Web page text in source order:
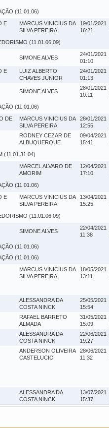
(11.01.06)
E
MARCUS VINICIUS DA
SILVA PEREIRA
19/01/2021
16:21
(11.01.06.09)
SIMONE ALVES
24/01/2021
01:10
E
LUIZ ALBERTO
CHAVES JUNIOR
24/01/2021
01:13
SIMONE ALVES
28/01/2021
10:11
(11.01.06)
DE
MARCUS VINICIUS DA
SILVA PEREIRA
28/01/2021
12:55
RODNEY CEZAR DE
ALBUQUERQUE
09/04/2021
15:41
(11.01.31.04)
MARCEL ALVARO DE
AMORIM
12/04/2021
17:10
(11.01.06)
E
MARCUS VINICIUS DA
SILVA PEREIRA
13/04/2021
15:25
(11.01.06.09)
SIMONE ALVES
22/04/2021
11:38
(11.01.06)
(11.01.06)
MARCUS VINICIUS DA
SILVA PEREIRA
18/05/2021
13:11
ALESSANDRA DA
COSTA NINCK
25/05/2021
15:54
RAFAEL BARRETO
ALMADA
31/05/2021
15:09
ALESSANDRA DA
COSTA NINCK
22/06/2021
19:27
ANDERSON OLIVEIRA
CASTELUCIO
28/06/2021
11:32
ALESSANDRA DA
COSTA NINCK
13/07/2021
15:37